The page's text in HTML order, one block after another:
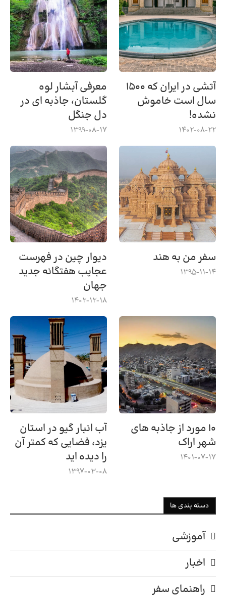
آتشی در ایران که ۱۵۰۰
سال است خاموش
نشده!
1402-08-22
معرفی آبشار لوه
گلستان، جاذبه ای در
دل جنگل
1399-08-17
سفر من به هند
1395-11-14
دیوار چین در فهرست
عجایب هفتگانه جدید
جهان
1402-12-18
۱۰ مورد از جاذبه های
شهر اراک
1401-07-17
آب انبار گیو در استان
یزد، فضایی که کمتر آن
را دیده اید
1397-03-08
دسته بندی ها
آموزشی
اخبار
راهنمای سفر